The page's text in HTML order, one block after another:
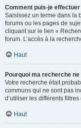
Comment puis-je
Saisissez un terme dans la
forums ou les pages de
cliquant sur le lien «
forum. L’accès à la
Haut
Pourquoi ma recherche
Votre recherche était
communs qui ne sont pas
d’utiliser les différents
Haut